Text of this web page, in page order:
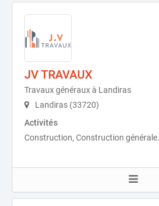
JV TRAVAUX
Travaux généraux à Landiras
Landiras (33720)
Activités
Construction, Construction générale.